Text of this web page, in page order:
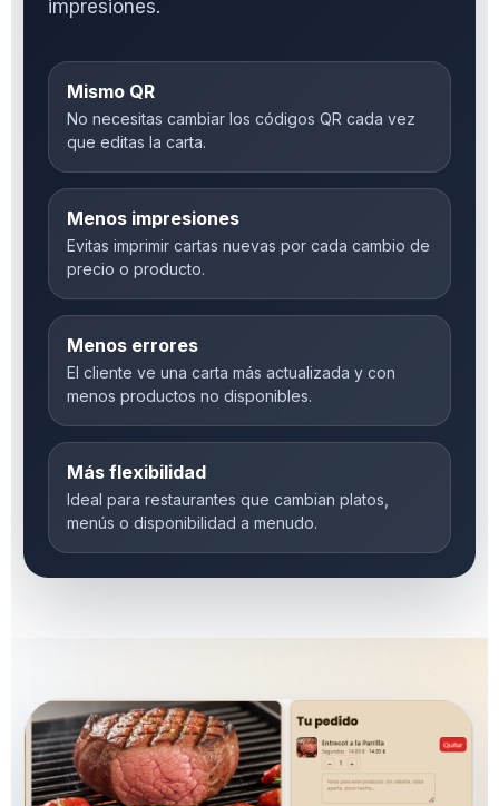
impresiones.
Mismo QR
No necesitas cambiar los códigos QR cada vez
que editas la carta.
Menos impresiones
Evitas imprimir cartas nuevas por cada cambio de
precio o producto.
Menos errores
El cliente ve una carta más actualizada y con
menos productos no disponibles.
Más flexibilidad
Ideal para restaurantes que cambian platos,
menús o disponibilidad a menudo.